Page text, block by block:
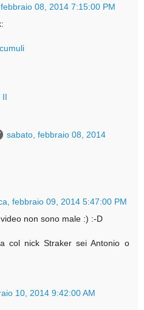
08, 2014 7:15:00 PM
II
sabato, febbraio 08, 2014
febbraio 09, 2014 5:47:00 PM
non sono male :) :-D
col nick Straker sei Antonio o
10, 2014 9:42:00 AM